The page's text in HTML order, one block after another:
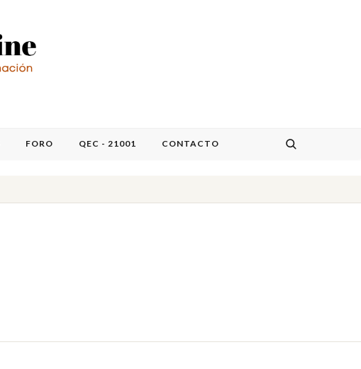
FORO QEC - 21001 CONTACTO